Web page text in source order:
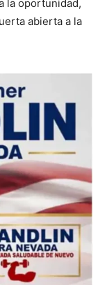
la oportunidad,
abierta a la